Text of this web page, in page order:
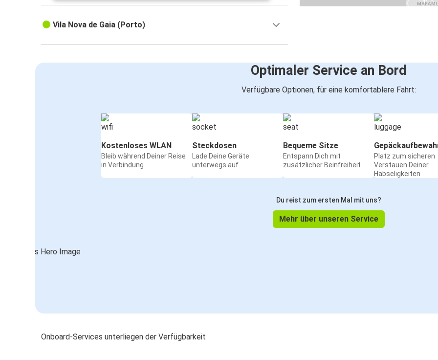
Vila Nova de Gaia (Porto)
Optimaler Service an Bord
Verfügbare Optionen, für eine komfortablere Fahrt:
Kostenloses WLAN
Bleib während Deiner Reise
in Verbindung
Steckdosen
Lade Deine Geräte
unterwegs auf
Bequeme Sitze
Entspann Dich mit
zusätzlicher Beinfreiheit
Platz zum sicheren
Verstauen Deiner
Habseligkeiten
Du reist zum ersten Mal mit uns?
Mehr über unseren Service
Onboard-Services unterliegen der Verfügbarkeit